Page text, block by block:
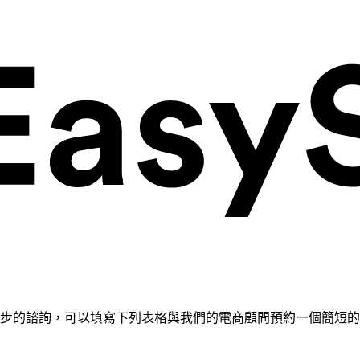
的諮詢，可以填寫下列表格與我們的電商顧問預約一個簡短